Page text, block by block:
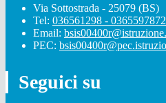
Via Sottostrada - 25079 (BS)
Tel: 036561298 - 0365597872
Email:
PEC:
Seguici su